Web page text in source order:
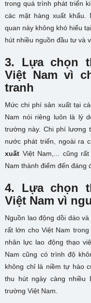
trong quá trình phát triển
các mặt hàng xuất
quan này không khó hiểu
hút nhiều nguồn đầu tư và
3. Lựa chọn
Việt Nam vì
tranh
Mức chi phí sản xuất tại
Nam nói riêng luôn là lý
trường này. Chi phí lương
nước phát triển, ngoài ra
xuất Việt Nam,... cũng
Nam thành điểm đến đáng
4. Lựa chọn
Việt Nam vì
Nguồn lao động dồi dào
rất lớn cho Việt Nam
nhân lực lao động thạo
Nam cũng có trình độ
không chỉ là niềm tự hào
thu hút ngày càng
trường Việt Nam.